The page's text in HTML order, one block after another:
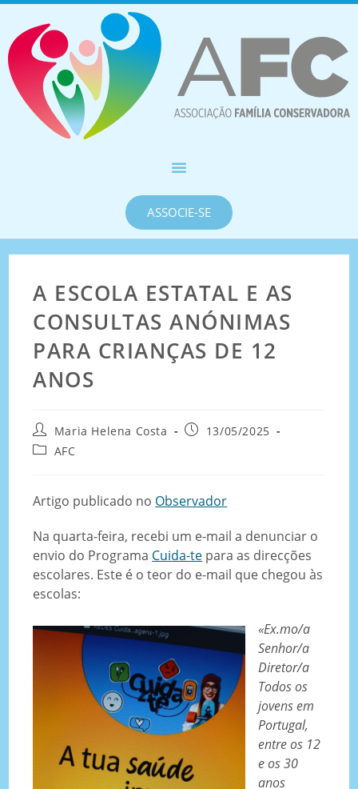
ASSOCIE-SE
A ESCOLA ESTATAL E AS
CONSULTAS ANÓNIMAS
PARA CRIANÇAS DE 12
ANOS
Maria Helena Costa
13/05/2025
AFC
Artigo publicado no Observador
Na quarta-feira, recebi um e-mail a denunciar o
envio do Programa Cuida-te para as direcções
escolares. Este é o teor do e-mail que chegou às
escolas:
«Ex.mo/a
Senhor/a
Diretor/a
Todos os
jovens em
Portugal,
entre os 12
e os 30
anos